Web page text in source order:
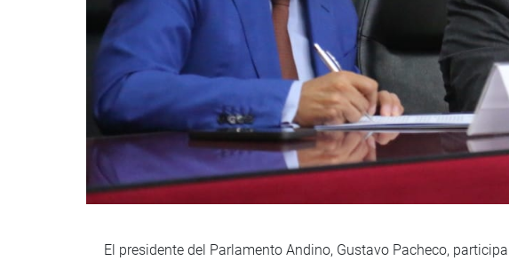
El presidente del Parlamento Andino, Gustavo Pacheco,